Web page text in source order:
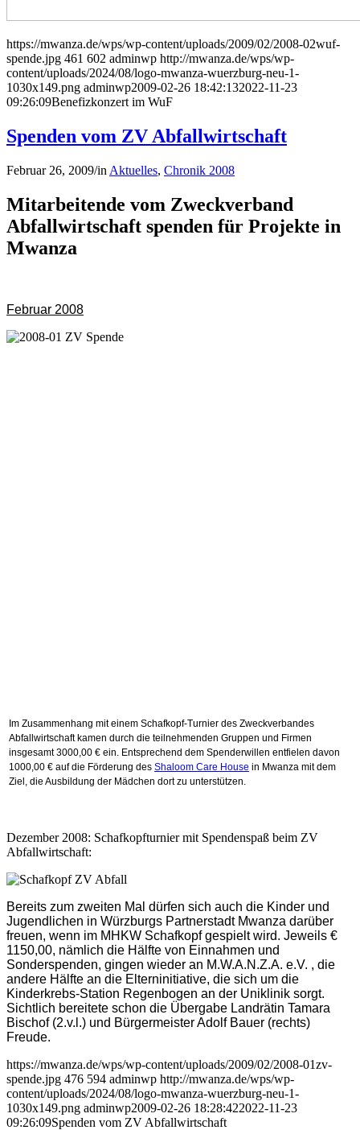
https://mwanza.de/wps/wp-content/uploads/2009/02/2008-02wuf-
spende.jpg 461 602 adminwp http://mwanza.de/wps/wp-
content/uploads/2024/08/logo-mwanza-wuerzburg-neu-1-
1030x149.png adminwp2009-02-26 18:42:132022-11-23
09:26:09Benefizkonzert im WuF
Spenden vom ZV Abfallwirtschaft
Februar 26, 2009/in Aktuelles, Chronik 2008
Mitarbeitende vom Zweckverband
Abfallwirtschaft spenden für Projekte in
Mwanza
Februar 2008
Im Zusammenhang mit einem Schafkopf-Turnier des Zweckverbandes
Abfallwirtschaft kamen durch die teilnehmenden Gruppen und Firmen
insgesamt 3000,00 € ein. Entsprechend dem Spenderwillen entfielen davon
1000,00 € auf die Förderung des Shaloom Care House in Mwanza mit dem
Ziel, die Ausbildung der Mädchen dort zu unterstützen.
Dezember 2008: Schafkopfturnier mit Spendenspaß beim ZV
Abfallwirtschaft:
Bereits zum zweiten Mal dürfen sich auch die Kinder und
Jugendlichen in Würzburgs Partnerstadt Mwanza darüber
freuen, wenn im MHKW Schafkopf gespielt wird. Jeweils €
1150,00, nämlich die Hälfte von Einnahmen und
Sonderspenden, gingen wieder an M.W.A.N.Z.A. e.V. , die
andere Hälfte an die Elterninitiative, die sich um die
Kinderkrebs-Station Regenbogen an der Uniklinik sorgt.
Sichtlich bereitete schon die Übergabe Landrätin Tamara
Bischof (2.v.l.) und Bürgermeister Adolf Bauer (rechts)
Freude.
https://mwanza.de/wps/wp-content/uploads/2009/02/2008-01zv-
spende.jpg 476 594 adminwp http://mwanza.de/wps/wp-
content/uploads/2024/08/logo-mwanza-wuerzburg-neu-1-
1030x149.png adminwp2009-02-26 18:28:422022-11-23
09:26:09Spenden vom ZV Abfallwirtschaft